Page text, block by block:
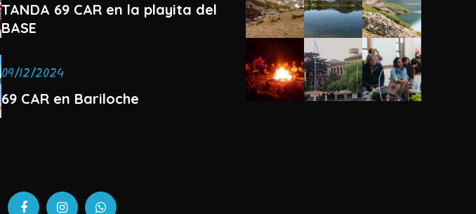
TANDA 69 CAR en la playita del
BASE
09/12/2024
69 CAR en Bariloche